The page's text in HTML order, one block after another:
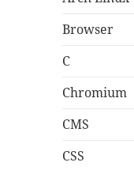
Browser
C
Chromium
CMS
CSS